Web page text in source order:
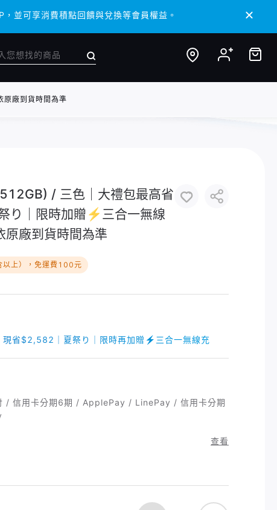
並可享消費積點回饋與兌換等會員權益。
並可享消費積點回饋與兌換等會員權益。
廠到貨時間為準
/ 三色｜大禮包最高省
り｜限時加贈⚡️三合一無線
原廠到貨時間為準
上），免運費100元
省$2,582｜夏祭り｜限時再加贈⚡️三合一無線充
/ 信用卡分期6期 / ApplePay / LinePay / 信用卡分期
查看